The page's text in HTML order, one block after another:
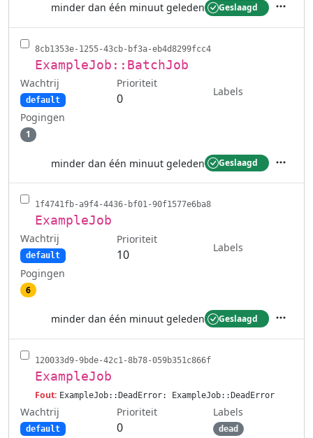
minder dan één minuut geleden Geslaagd
8cb1353e-1255-43cb-bf3a-eb4d8299fcc4
ExampleJob::BatchJob
Wachtrij
default
Prioriteit
0
Labels
Pogingen
1
minder dan één minuut geleden Geslaagd Acties
1f4741fb-a9f4-4436-bf01-90f1577e6ba8
ExampleJob
Wachtrij
default
Prioriteit
10
Labels
Pogingen
6
minder dan één minuut geleden Geslaagd
120033d9-9bde-42c1-8b78-059b351c866f
ExampleJob
Fout: ExampleJob::DeadError: ExampleJob::DeadError
Wachtrij
default
Prioriteit
0
Labels
dead